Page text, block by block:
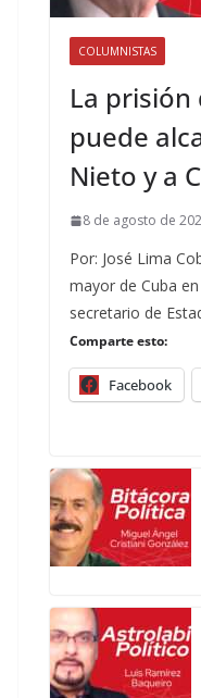
COLUMNISTAS
La prisión
puede
Nieto y a
8 de agosto de
Por: José Lima
mayor de Cuba
secretario de
Comparte esto:
Facebook